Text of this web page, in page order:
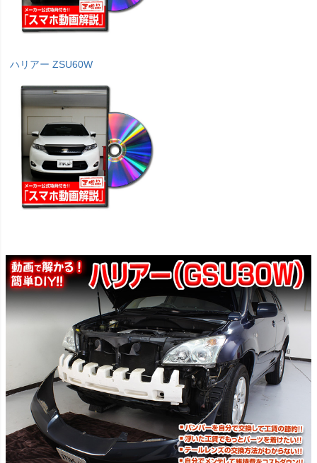
ハリアー ZSU60W